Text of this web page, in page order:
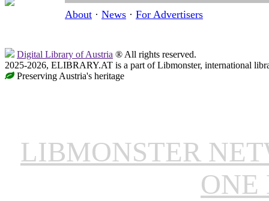
About · News · For Advertisers
Digital Library of Austria ® All rights reserved.
2025-2026, ELIBRARY.AT is a part of Libmonster, international
Preserving Austria's heritage
LIBMONSTER
ONE